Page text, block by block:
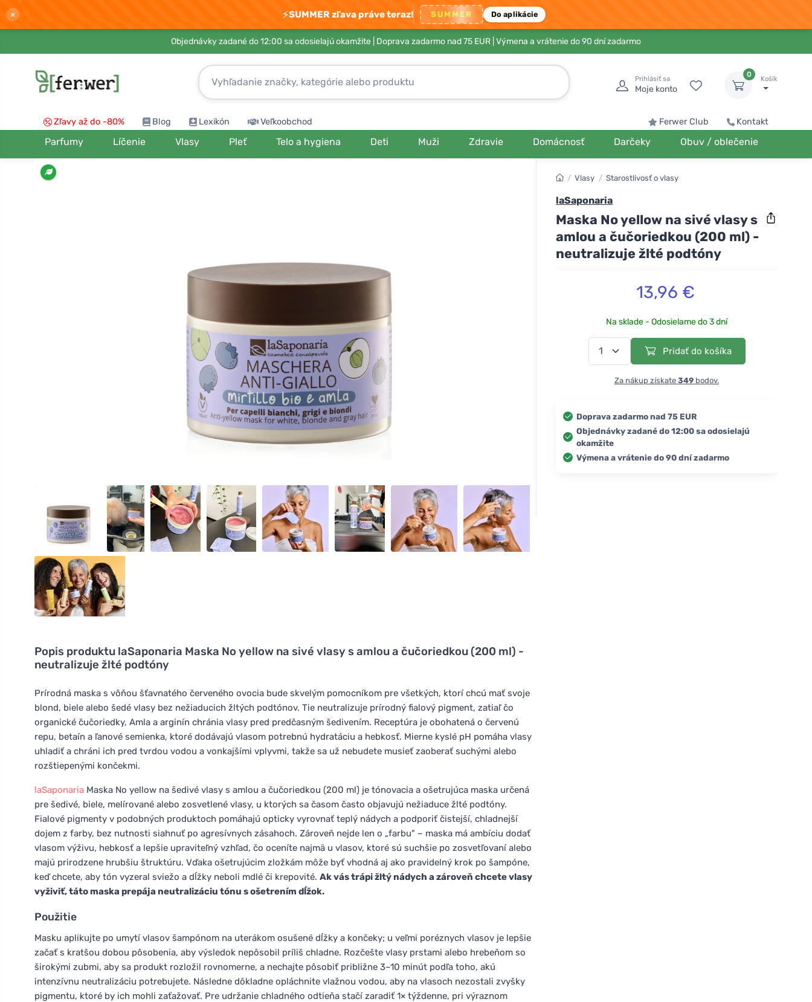
× ⚡SUMMER zľava práve teraz! SUMMER Do aplikácie
Objednávky zadané do 12:00 sa odosielajú okamžite | Doprava zadarmo nad 75 EUR | Výmena a vrátenie do 90 dní zadarmo
Prihlásiť sa
Moje konto
0
Košík
Zľavy až do -80% Blog Lexikón Veľkoobchod Ferwer Club Kontakt
Parfumy Líčenie Vlasy Pleť Telo a hygiena Deti Muži Zdravie Domácnosť Darčeky Obuv / oblečenie
Popis produktu laSaponaria Maska No yellow na sivé vlasy s amlou a čučoriedkou (200 ml) -
neutralizuje žlté podtóny
Prírodná maska s vôňou šťavnatého červeného ovocia bude skvelým pomocníkom pre všetkých, ktorí chcú mať svoje
blond, biele alebo šedé vlasy bez nežiaducich žltých podtónov. Tie neutralizuje prírodný fialový pigment, zatiaľ čo
organické čučoriedky, Amla a arginín chránia vlasy pred predčasným šedivením. Receptúra je obohatená o červenú
repu, betaín a ľanové semienka, ktoré dodávajú vlasom potrebnú hydratáciu a hebkosť. Mierne kyslé pH pomáha vlasy
uhladiť a chráni ich pred tvrdou vodou a vonkajšími vplyvmi, takže sa už nebudete musieť zaoberať suchými alebo
rozštiepenými končekmi.
laSaponaria Maska No yellow na šedivé vlasy s amlou a čučoriedkou (200 ml) je tónovacia a ošetrujúca maska určená
pre šedivé, biele, melírované alebo zosvetlené vlasy, u ktorých sa časom často objavujú nežiaduce žlté podtóny.
Fialové pigmenty v podobných produktoch pomáhajú opticky vyrovnať teplý nádych a podporiť čistejší, chladnejší
dojem z farby, bez nutnosti siahnuť po agresívnych zásahoch. Zároveň nejde len o „farbu" – maska má ambíciu dodať
vlasom výživu, hebkosť a lepšie upraviteľný vzhľad, čo oceníte najmä u vlasov, ktoré sú suchšie po zosvetľovaní alebo
majú prirodzene hrubšiu štruktúru. Vďaka ošetrujúcim zložkám môže byť vhodná aj ako pravidelný krok po šampóne,
keď chcete, aby tón vyzeral sviežo a dĺžky neboli mdlé či krepovité. Ak vás trápi žltý nádych a zároveň chcete vlasy
vyživiť, táto maska prepája neutralizáciu tónu s ošetrením dĺžok.
Použitie
Masku aplikujte po umytí vlasov šampónom na uterákom osušené dĺžky a končeky; u veľmi poréznych vlasov je lepšie
začať s kratšou dobou pôsobenia, aby výsledok nepôsobil príliš chladne. Rozčešte vlasy prstami alebo hrebeňom so
širokými zubmi, aby sa produkt rozložil rovnomerne, a nechajte pôsobiť približne 3–10 minút podľa toho, akú
intenzívnu neutralizáciu potrebujete. Následne dôkladne opláchnite vlažnou vodou, aby na vlasoch nezostali zvyšky
pigmentu, ktoré by ich mohli zaťažovať. Pre udržanie chladného odtieňa stačí zaradiť 1× týždenne, pri výraznom
/ Vlasy / Starostlivosť o vlasy
laSaponaria
Maska No yellow na sivé vlasy s
amlou a čučoriedkou (200 ml) -
neutralizuje žlté podtóny
13,96 €
Na sklade - Odosielame do 3 dní
Pridať do košíka
Za nákup získate 349 bodov.
Doprava zadarmo nad 75 EUR
Objednávky zadané do 12:00 sa odosielajú
okamžite
Výmena a vrátenie do 90 dní zadarmo